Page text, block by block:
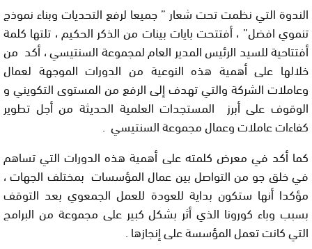
الندوة التي نظمت تحت شعار ” جميعا لرفع التحديات وبناء نموذج
تنموي افضل” ، أفتتحت بايات بينات من الذكر الحكيم ، تلتها كلمة
أفتتاحية للسيد الرئيس المدير العام لمجموعة السنتيسي ، أكد من
خلالها على أهمية هذه النوعية من الدورات الموجهة لعمال
وعاملات الشركة والتي تهدف إلى الرفع من المستوى التكويني و
الوقوف على أبرز المستجدات العلمية الحديثة من أجل تطوير
كفاءات عاملات وعمال مجموعة السنتيسي .
كما أكد في معرض كلمته على أهمية هذه الدورات التي تساهم
في خلق جو من التواصل بين عمال المؤسسات بمختلف الجهات ،
مؤكدا أنها ستكون بداية للعودة للعمل الجمعوي بعد التوقف
بسبب وباء كورونا الذي أثر بشكل كبير على مجموعة من البرامج
التي كانت تعمل المؤسسة على إنجازها .